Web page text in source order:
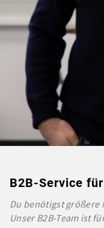
B2B-Service
Du benötigst größere
Unser B2B-Team ist